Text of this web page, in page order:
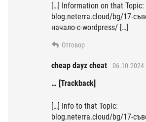
[…] Information on that Topic:
blog.neterra.cloud/bg/17-
начало-с-wordpress/ […]
Отговор
cheap dayz cheat 06.10.2024
… [Trackback]
[…] Info to that Topic:
blog.neterra.cloud/bg/17-